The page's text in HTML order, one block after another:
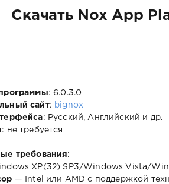
Скачать Nox App
: 6.0.3.0
сайт: bignox
: Русский, Английский и др.
: не требуется
требования:
XP(32) SP3/Windows Vista/
— Intel или AMD с поддержкой